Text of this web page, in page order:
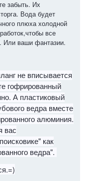
забыть. Их
Вода будет
плюха холодной
все
Или ваши фантазии.
не вписывается
гофрированный
А пластиковый
ведра вместе
алюминия.
вас
как
ведра".